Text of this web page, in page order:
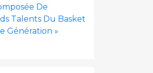
De
Talents Du Basket
Génération »